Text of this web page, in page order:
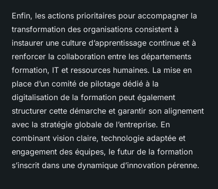
Enfin, les actions prioritaires pour accompagner la
transformation des organisations consistent à
instaurer une culture d’apprentissage continue et à
renforcer la collaboration entre les départements
formation, IT et ressources humaines. La mise en
place d’un comité de pilotage dédié à la
digitalisation de la formation peut également
structurer cette démarche et garantir son alignement
avec la stratégie globale de l’entreprise. En
combinant vision claire, technologie adaptée et
engagement des équipes, le futur de la formation
s’inscrit dans une dynamique d’innovation pérenne.